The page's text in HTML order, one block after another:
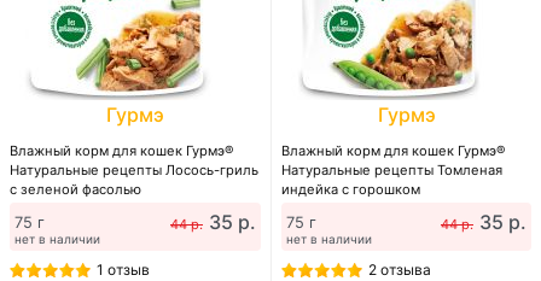
Гурмэ
Влажный корм для кошек Гурмэ®
Натуральные рецепты Лосось-гриль
с зеленой фасолью
нет в наличии
75 г 44 р. 35 р.
1 отзыв
Гурмэ
Влажный корм для кошек Гурмэ®
Натуральные рецепты Томленая
индейка с горошком
нет в наличии
75 г 44 р. 35 р.
2 отзыва